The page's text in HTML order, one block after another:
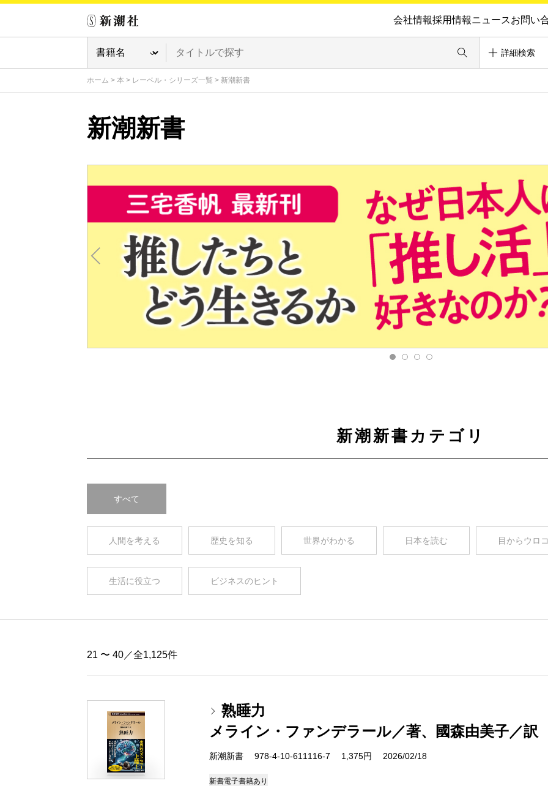
会社情報採用情報ニュースお問い
詳細検索
ホーム > 本 > レーベル・シリーズ一覧 > 新潮新書
新潮新書
新潮新書カテゴリ
すべて
人間を考える 歴史を知る 世界がわかる 日本を読む 目からウロ
生活に役立つ ビジネスのヒント
21 〜 40／全1,125件
熟睡力
メライン・ファンデラール／著、國森由美子／訳
新潮新書 978-4-10-611116-7 1,375円 2026/02/18
新書電子書籍あり